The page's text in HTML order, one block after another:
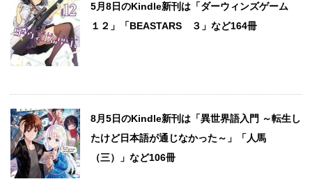
5月8日のKindle新刊は「ダーウィンズゲーム
１２」「BEASTARS ３」など164冊
8月5日のKindle新刊は「異世界語入門 ～転生し
たけど日本語が通じなかった～」「人馬
（三）」など106冊